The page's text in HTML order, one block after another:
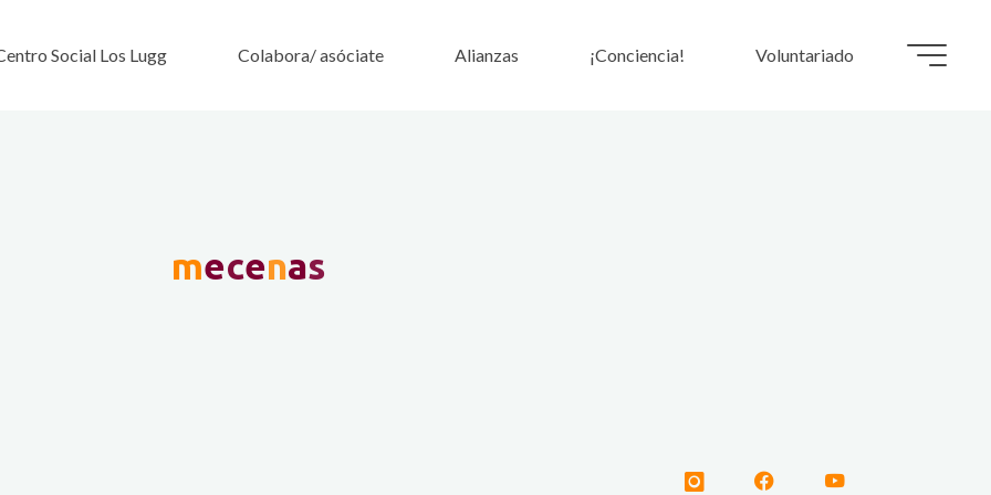
Social Los Lugg Colabora/ asóciate Alianzas ¡Conciencia! Voluntariado
mecenas